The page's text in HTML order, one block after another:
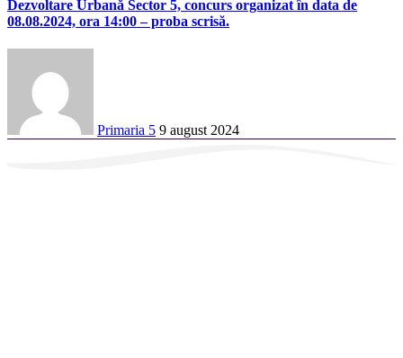
Dezvoltare Urbană Sector 5, concurs organizat în data de
08.08.2024, ora 14:00 – proba scrisă.
Primaria 5 9 august 2024